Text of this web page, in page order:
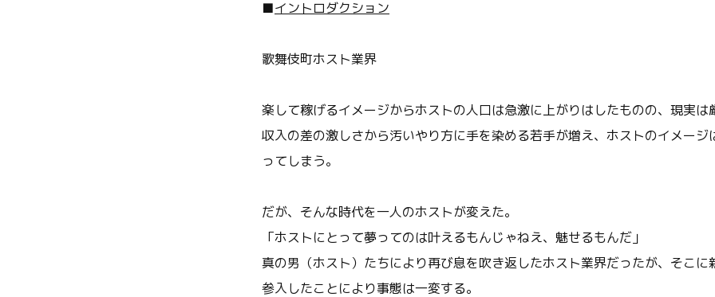
■イントロダクション
歌舞伎町ホスト業界
楽して稼げるイメージからホストの人口は急激に上がりはしたものの、現実は
収入の差の激しさから汚いやり方に手を染める若手が増え、ホストのイメージ
ってしまう。
だが、そんな時代を一人のホストが変えた。
「ホストにとって夢ってのは叶えるもんじゃねえ、魅せるもんだ」
真の男（ホスト）たちにより再び息を吹き返したホスト業界だったが、そこに
参入したことにより事態は一変する。